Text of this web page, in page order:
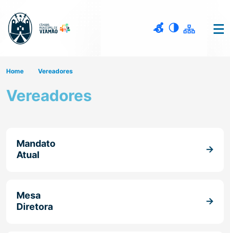
Home Vereadores
Vereadores
Mandato
Atual
Mesa
Diretora